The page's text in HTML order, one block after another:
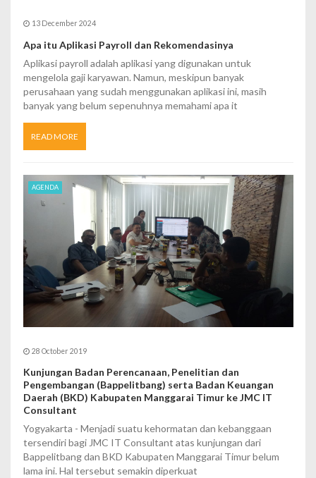
13 December 2024
Apa itu Aplikasi Payroll dan Rekomendasinya
Aplikasi payroll adalah aplikasi yang digunakan untuk
mengelola gaji karyawan. Namun, meskipun banyak
perusahaan yang sudah menggunakan aplikasi ini, masih
banyak yang belum sepenuhnya memahami apa it
READ MORE
AGENDA
28 October 2019
Kunjungan Badan Perencanaan, Penelitian dan
Pengembangan (Bappelitbang) serta Badan Keuangan
Daerah (BKD) Kabupaten Manggarai Timur ke JMC IT
Consultant
Yogyakarta - Menjadi suatu kehormatan dan kebanggaan
tersendiri bagi JMC IT Consultant atas kunjungan dari
Bappelitbang dan BKD Kabupaten Manggarai Timur belum
lama ini. Hal tersebut semakin diperkuat